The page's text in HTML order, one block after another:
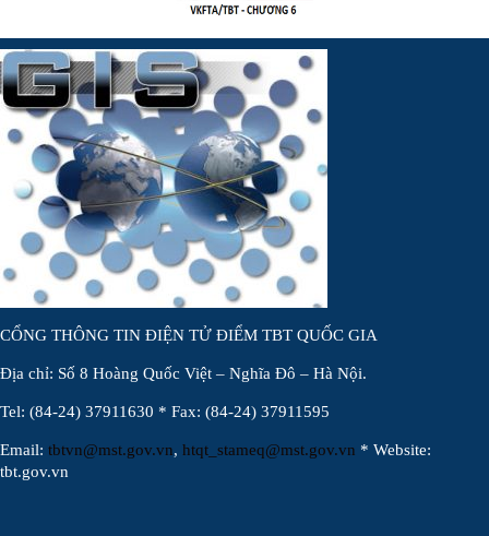
CỔNG THÔNG TIN ĐIỆN TỬ ĐIỂM TBT QUỐC GIA
Địa chỉ: Số 8 Hoàng Quốc Việt – Nghĩa Đô – Hà Nội.
Tel: (84-24) 37911630 * Fax: (84-24) 37911595
Email: tbtvn@mst.gov.vn, htqt_stameq@mst.gov.vn * Website:
tbt.gov.vn